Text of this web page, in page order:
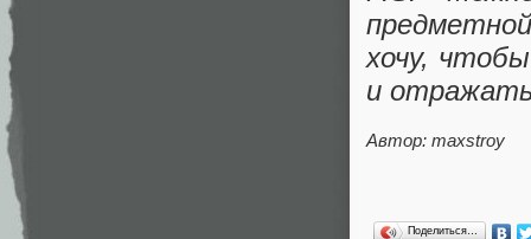
хочу,
и
Автор: maxstroy
Поделиться…